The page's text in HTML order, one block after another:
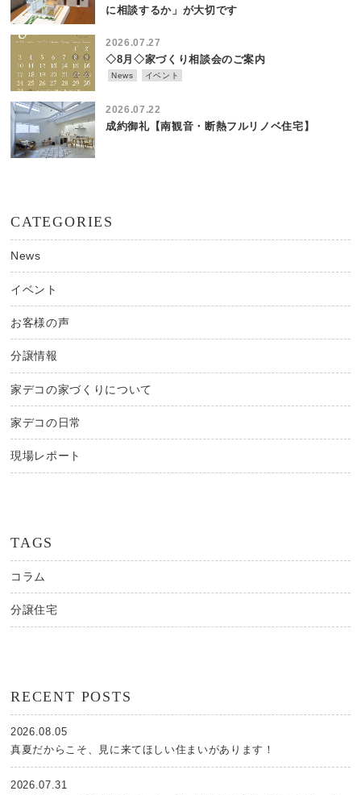
に相談するか」が大切です
2026.07.27
◇8月◇家づくり相談会のご案内
News イベント
2026.07.22
成約御礼【南観音・断熱フルリノベ住宅】
CATEGORIES
News
イベント
お客様の声
分譲情報
家デコの家づくりについて
家デコの日常
現場レポート
TAGS
コラム
分譲住宅
RECENT POSTS
2026.08.05
真夏だからこそ、見に来てほしい住まいがあります！
2026.07.31